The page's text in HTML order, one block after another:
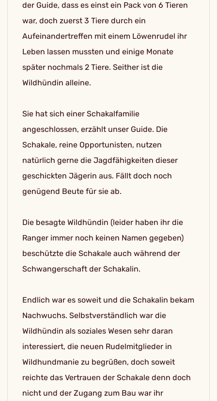
der Guide, dass es einst ein Pack von 6 Tieren
war, doch zuerst 3 Tiere durch ein
Aufeinandertreffen mit einem Löwenrudel ihr
Leben lassen mussten und einige Monate
später nochmals 2 Tiere. Seither ist die
Wildhündin alleine.
Sie hat sich einer Schakalfamilie
angeschlossen, erzählt unser Guide. Die
Schakale, reine Opportunisten, nutzen
natürlich gerne die Jagdfähigkeiten dieser
geschickten Jägerin aus. Fällt doch noch
genügend Beute für sie ab.
Die besagte Wildhündin (leider haben ihr die
Ranger immer noch keinen Namen gegeben)
beschützte die Schakale auch während der
Schwangerschaft der Schakalin.
Endlich war es soweit und die Schakalin bekam
Nachwuchs. Selbstverständlich war die
Wildhündin als soziales Wesen sehr daran
interessiert, die neuen Rudelmitglieder in
Wildhundmanie zu begrüßen, doch soweit
reichte das Vertrauen der Schakale denn doch
nicht und der Zugang zum Bau war ihr